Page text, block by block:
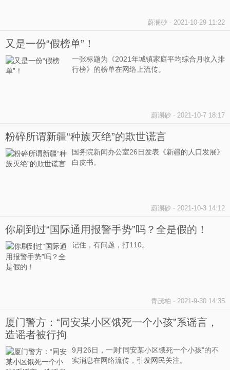
蔚澜砂 - 2021-10-29 11:22
又是一份“假榜单”！
一张标题为《2021年城镇家庭平均综合月收入排
行榜》的榜单在网络上流传。
蔚澜砂 - 2021-10-7 18:17
粉碎所谓新疆“种族灭绝”的欺世谎言
国务院新闻办公室26日发表《新疆的人口发展》
白皮书。
蔚澜砂 - 2021-10-3 14:12
你刷到过“国际通用报警手势”吗？全是假的！
记住，有问题，打110。
青茂柏 - 2021-9-30 14:35
厦门警方：“同安某小区饿死一个小孩”系谣言，
造谣者被行拘
9月26日，一则“同安某小区饿死一个小孩”的不
实消息在网络流传，引发网民关注。